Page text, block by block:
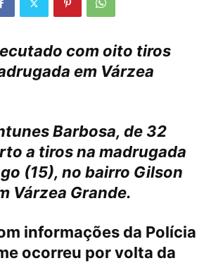
com oito tiros
em Várzea
Barbosa, de 32
a tiros na madrugada
(15), no bairro Gilson
Várzea Grande.
informações da Polícia
ocorreu por volta da